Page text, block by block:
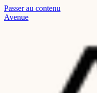
Passer au contenu
Avenue